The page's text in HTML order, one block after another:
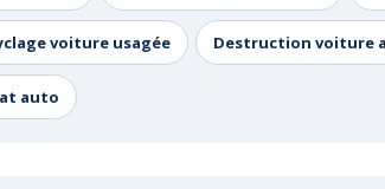
voiture usagée Destruction voiture
auto